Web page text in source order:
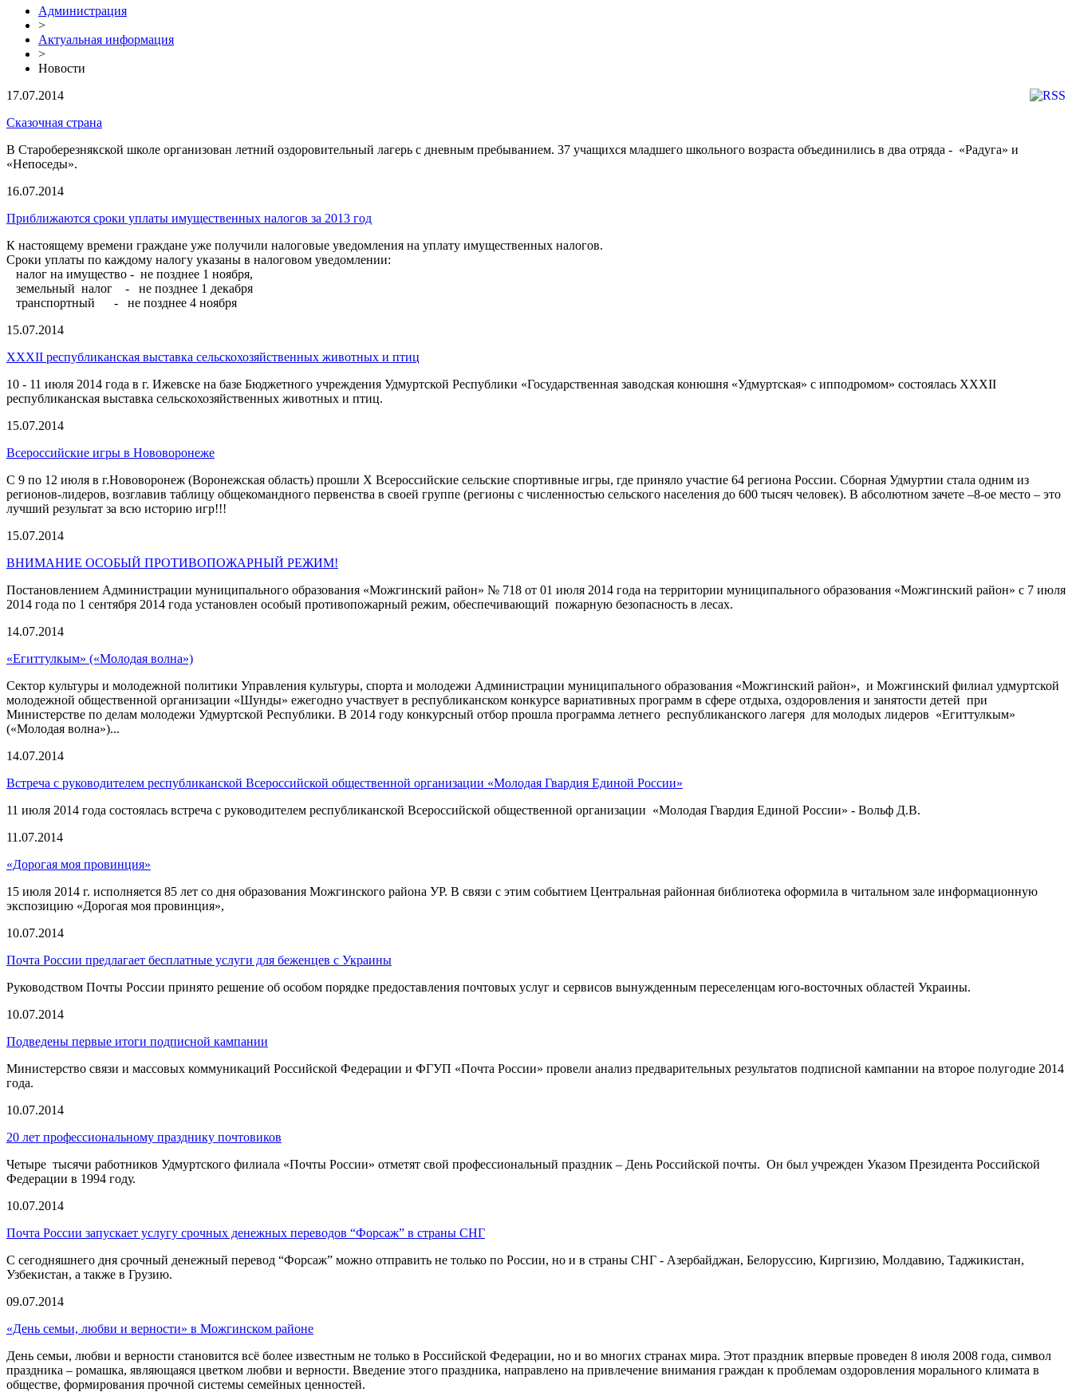
Администрация
>
Актуальная информация
>
Новости
17.07.2014
Сказочная страна
В Староберезнякской школе организован летний оздоровительный лагерь с дневным пребыванием. 37 учащихся младшего школьного возраста объединились в два отряда - «Радуга» и
«Непоседы».
16.07.2014
Приближаются сроки уплаты имущественных налогов за 2013 год
К настоящему времени граждане уже получили налоговые уведомления на уплату имущественных налогов.
Сроки уплаты по каждому налогу указаны в налоговом уведомлении:
налог на имущество - не позднее 1 ноября,
земельный налог - не позднее 1 декабря
транспортный - не позднее 4 ноября
15.07.2014
XXXII республиканская выставка сельскохозяйственных животных и птиц
10 - 11 июля 2014 года в г. Ижевске на базе Бюджетного учреждения Удмуртской Республики «Государственная заводская конюшня «Удмуртская» с ипподромом» состоялась XXXII
республиканская выставка сельскохозяйственных животных и птиц.
15.07.2014
Всероссийские игры в Нововоронеже
С 9 по 12 июля в г.Нововоронеж (Воронежская область) прошли Х Всероссийские сельские спортивные игры, где приняло участие 64 региона России. Сборная Удмуртии стала одним из
регионов-лидеров, возглавив таблицу общекомандного первенства в своей группе (регионы с численностью сельского населения до 600 тысяч человек). В абсолютном зачете –8-ое место – это
лучший результат за всю историю игр!!!
15.07.2014
ВНИМАНИЕ ОСОБЫЙ ПРОТИВОПОЖАРНЫЙ РЕЖИМ!
Постановлением Администрации муниципального образования «Можгинский район» № 718 от 01 июля 2014 года на территории муниципального образования «Можгинский район» с 7 июля
2014 года по 1 сентября 2014 года установлен особый противопожарный режим, обеспечивающий пожарную безопасность в лесах.
14.07.2014
«Егиттулкым» («Молодая волна»)
Сектор культуры и молодежной политики Управления культуры, спорта и молодежи Администрации муниципального образования «Можгинский район», и Можгинский филиал удмуртской
молодежной общественной организации «Шунды» ежегодно участвует в республиканском конкурсе вариативных программ в сфере отдыха, оздоровления и занятости детей при
Министерстве по делам молодежи Удмуртской Республики. В 2014 году конкурсный отбор прошла программа летнего республиканского лагеря для молодых лидеров «Егиттулкым»
(«Молодая волна»)...
14.07.2014
Встреча с руководителем республиканской Всероссийской общественной организации «Молодая Гвардия Единой России»
11 июля 2014 года состоялась встреча с руководителем республиканской Всероссийской общественной организации «Молодая Гвардия Единой России» - Вольф Д.В.
11.07.2014
«Дорогая моя провинция»
15 июля 2014 г. исполняется 85 лет со дня образования Можгинского района УР. В связи с этим событием Центральная районная библиотека оформила в читальном зале информационную
экспозицию «Дорогая моя провинция»,
10.07.2014
Почта России предлагает бесплатные услуги для беженцев с Украины
Руководством Почты России принято решение об особом порядке предоставления почтовых услуг и сервисов вынужденным переселенцам юго-восточных областей Украины.
10.07.2014
Подведены первые итоги подписной кампании
Министерство связи и массовых коммуникаций Российской Федерации и ФГУП «Почта России» провели анализ предварительных результатов подписной кампании на второе полугодие 2014
года.
10.07.2014
20 лет профессиональному празднику почтовиков
Четыре тысячи работников Удмуртского филиала «Почты России» отметят свой профессиональный праздник – День Российской почты. Он был учрежден Указом Президента Российской
Федерации в 1994 году.
10.07.2014
Почта России запускает услугу срочных денежных переводов “Форсаж” в страны СНГ
С сегодняшнего дня срочный денежный перевод “Форсаж” можно отправить не только по России, но и в страны СНГ - Азербайджан, Белоруссию, Киргизию, Молдавию, Таджикистан,
Узбекистан, а также в Грузию.
09.07.2014
«День семьи, любви и верности» в Можгинском районе
День семьи, любви и верности становится всё более известным не только в Российской Федерации, но и во многих странах мира. Этот праздник впервые проведен 8 июля 2008 года, символ
праздника – ромашка, являющаяся цветком любви и верности. Введение этого праздника, направлено на привлечение внимания граждан к проблемам оздоровления морального климата в
обществе, формирования прочной системы семейных ценностей.